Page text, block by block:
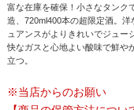
富な在庫を確保！小さなタンク
造、720ml400本の超限定酒。洋
ュアンスがよりきれいでジュー
快なガスと心地よい酸味で鮮や
立つ。
※当店からのお願い